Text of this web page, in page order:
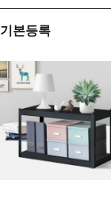
기본등록